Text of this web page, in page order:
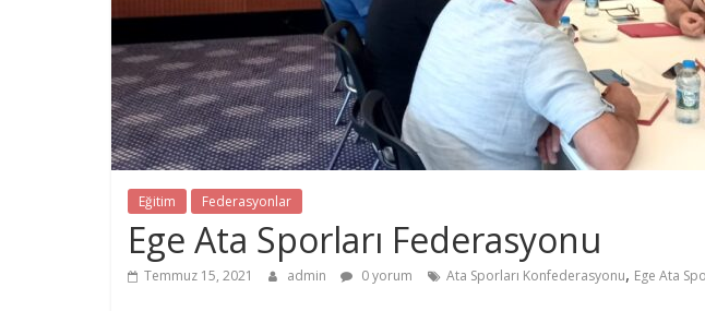
Eğitim Federasyonlar
Ege Ata Sporları Federasyonu
Temmuz 15, 2021 admin 0 yorum Ata Sporları Konfederasyonu, Ege Ata